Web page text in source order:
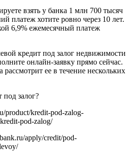
взять у банка 1 млн 700 тысяч
платеж хотите ровно через 10 лет.
6,9% ежемесячный платеж
кредит под залог недвижимости
онлайн-заявку прямо сейчас.
ее в течение нескольких
под залог?
product/kredit-pod-zalog-
pod-zalog/
apply/credit/pod-